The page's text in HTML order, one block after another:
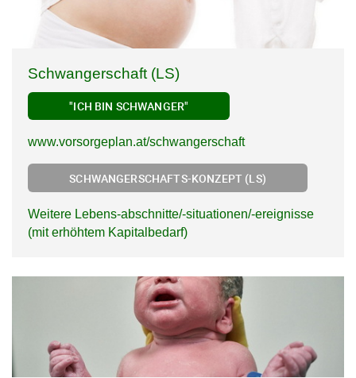
Schwangerschaft (LS)
"ICH BIN SCHWANGER"
www.vorsorgeplan.at/schwangerschaft
SCHWANGERSCHAFTS-KONZEPT (LS)
Weitere Lebens-abschnitte/-situationen/-ereignisse
(mit erhöhtem Kapitalbedarf)